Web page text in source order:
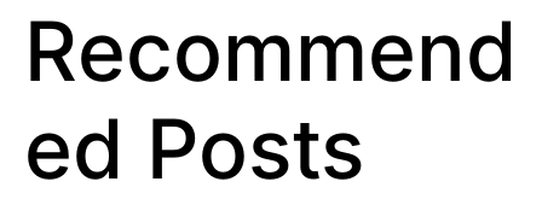
Recommend
ed Posts